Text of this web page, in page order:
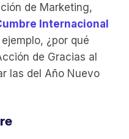
de Marketing,
Internacional
ejemplo, ¿por qué
de Gracias al
las del Año Nuevo